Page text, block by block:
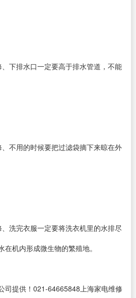
、下排水口一定要高于排水管道，不能
、不用的时候要把过滤袋摘下来晾在外
、洗完衣服一定要将洗衣机里的水排尽
机内形成微生物的繁殖地。
提供！021-64665848上海家电维修